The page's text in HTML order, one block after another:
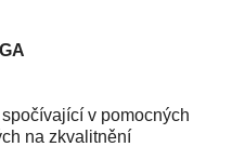
v pomocných
na zkvalitnění